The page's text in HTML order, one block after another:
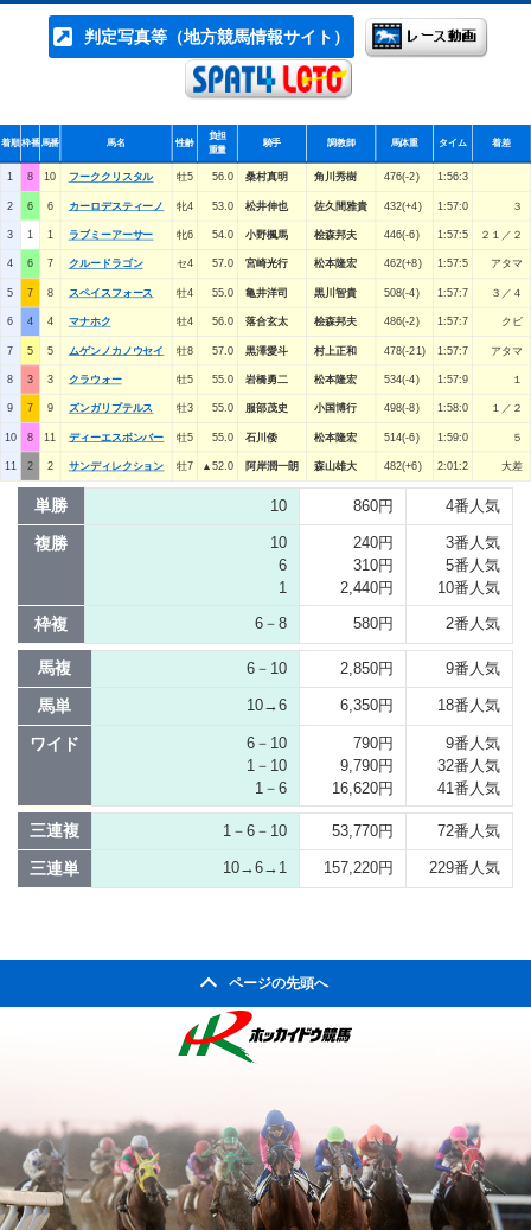
判定写真等（地方競馬情報サイト）
着順枠番馬番 馬名 性齢
負担
重量
騎手 調教師 馬体重 タイム 着差
1 8 10 フーククリスタル 牡5 56.0 桑村真明 角川秀樹 476(-2) 1:56:3
2 6 6 カーロデスティーノ 牝4 53.0 松井伸也 佐久間雅貴 432(+4) 1:57:0 ３
3 1 1 ラブミーアーサー 牝6 54.0 小野楓馬 桧森邦夫 446(-6) 1:57:5 ２１／２
4 6 7 クルードラゴン セ4 57.0 宮崎光行 松本隆宏 462(+8) 1:57:5 アタマ
5 7 8 スペイスフォース 牡4 55.0 亀井洋司 黒川智貴 508(-4) 1:57:7 ３／４
6 4 4 マナホク 牡4 56.0 落合玄太 桧森邦夫 486(-2) 1:57:7 クビ
7 5 5 ムゲンノカノウセイ 牡8 57.0 黒澤愛斗 村上正和 478(-21) 1:57:7 アタマ
8 3 3 クラウォー 牡5 55.0 岩橋勇二 松本隆宏 534(-4) 1:57:9 １
9 7 9 ズンガリプテルス 牡3 55.0 服部茂史 小国博行 498(-8) 1:58:0 １／２
10 8 11 ディーエスボンバー 牡5 55.0 石川倭 松本隆宏 514(-6) 1:59:0 ５
11 2 2 サンディレクション 牡7 ▲52.0 阿岸潤一朗 森山雄大 482(+6) 2:01:2 大差
単勝 10 860円 4番人気
複勝
10
6
1
240円
310円
2,440円
3番人気
5番人気
10番人気
枠複 6－8 580円 2番人気
馬複 6－10 2,850円 9番人気
馬単 10→6 6,350円 18番人気
ワイド
6－10
1－10
1－6
790円
9,790円
16,620円
9番人気
32番人気
41番人気
三連複 1－6－10 53,770円 72番人気
三連単 10→6→1 157,220円 229番人気
ページの先頭へ